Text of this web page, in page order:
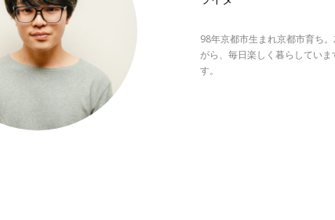
98年京都市生まれ京都市育ち
がら、毎日楽しく暮らしてい
す。